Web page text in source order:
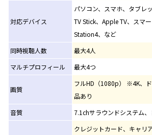
対応デバイス
パソコン、スマホ、タブレ
TV Stick、Apple TV、スマ
Station4、など
同時視聴人数
最大4人
マルチプロフィール
最大4つ
画質
フルHD（1080p） ※4K、
品あり
音質
7.1chサラウンドシステム
クレジットカード、キャリ